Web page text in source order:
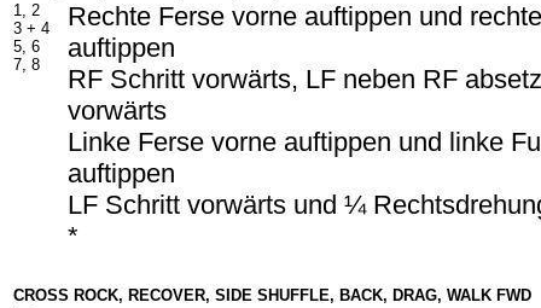
1, 2
3 + 4
5, 6
7, 8
Rechte Ferse vorne auftippen und
auftippen
RF Schritt vorwärts, LF neben RF
vorwärts
Linke Ferse vorne auftippen und linke
auftippen
LF Schritt vorwärts und ¼
*
CROSS ROCK, RECOVER, SIDE SHUFFLE, BACK, DRAG, WALK FWD